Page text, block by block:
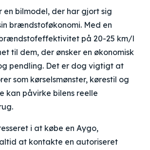
en bilmodel, der har gjort sig
brændstoføkonomi. Med en
på 20-25 km/l
til dem, der ønsker en økonomisk
pendling. Det er dog vigtigt at
som kørselsmønster, kørestil og
kan påvirke bilens reelle
i at købe en Aygo,
at kontakte en autoriseret